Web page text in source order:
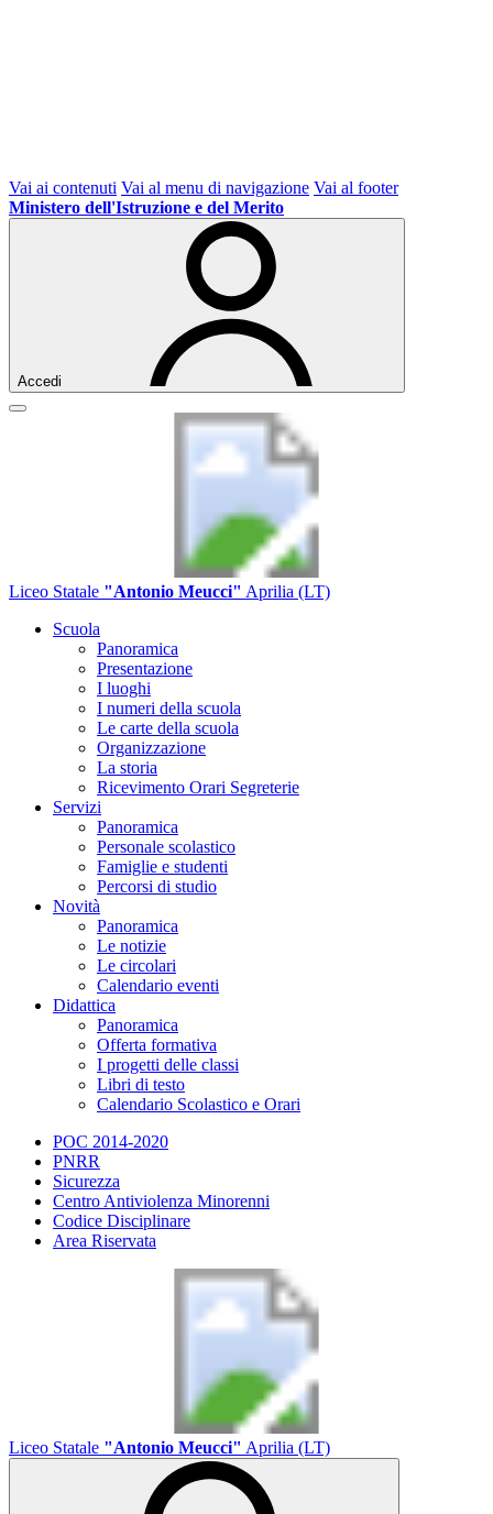
Vai ai contenuti Vai al menu di navigazione Vai al footer
Ministero dell'Istruzione e del Merito
Accedi
Liceo Statale "Antonio Meucci" Aprilia (LT)
Scuola
Panoramica
Presentazione
I luoghi
I numeri della scuola
Le carte della scuola
Organizzazione
La storia
Ricevimento Orari Segreterie
Servizi
Panoramica
Personale scolastico
Famiglie e studenti
Percorsi di studio
Novità
Panoramica
Le notizie
Le circolari
Calendario eventi
Didattica
Panoramica
Offerta formativa
I progetti delle classi
Libri di testo
Calendario Scolastico e Orari
POC 2014-2020
PNRR
Sicurezza
Centro Antiviolenza Minorenni
Codice Disciplinare
Area Riservata
Liceo Statale "Antonio Meucci" Aprilia (LT)